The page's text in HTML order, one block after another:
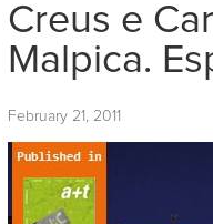
Creus e
Malpica.
February 21, 2011